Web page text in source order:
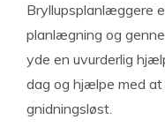
Bryllupsplanlæggere
planlægning og
yde en uvurderlig
dag og hjælpe med
gnidningsløst.